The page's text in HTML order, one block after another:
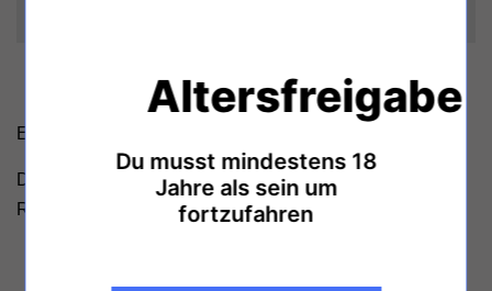
Eine Rarität:
Der Reinhold Haart 1993er Piesporter Goldtröpfchen
Riesling Auslese
Altersfreigabe
Du musst mindestens 18
Jahre als sein um
fortzufahren